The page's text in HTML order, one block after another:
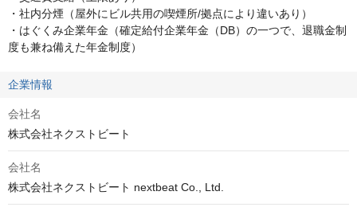
・社内分煙（屋外にビル共用の喫煙所/拠点により違いあり）
・はぐくみ企業年金（確定給付企業年金（DB）の一つで、退職金制
度も兼ね備えた年金制度）
企業情報
会社名
株式会社ネクストビート
会社名
株式会社ネクストビート nextbeat Co., Ltd.